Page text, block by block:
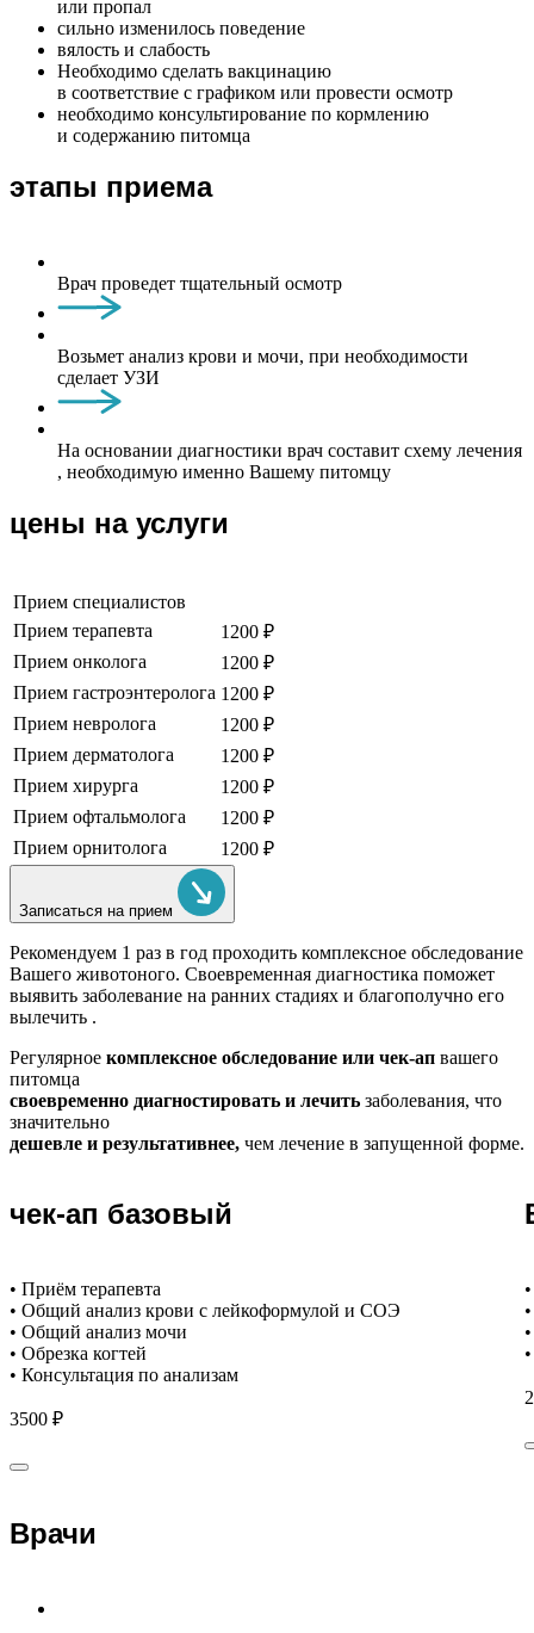
или пропал
сильно изменилось поведение
вялость и слабость
Необходимо сделать вакцинацию
в соответствие с графиком или провести осмотр
необходимо консультирование по кормлению
и содержанию питомца
этапы приема
Врач проведет тщательный осмотр
Возьмет анализ крови и мочи, при необходимости
сделает УЗИ
На основании диагностики врач составит схему лечения
, необходимую именно Вашему питомцу
цены на услуги
Прием специалистов
Прием терапевта
1200 ₽
Прием онколога
1200 ₽
Прием гастроэнтеролога 1200 ₽
Прием невролога
1200 ₽
Прием дерматолога
1200 ₽
Прием хирурга
1200 ₽
Прием офтальмолога
1200 ₽
Прием орнитолога
1200 ₽
Записаться на прием
Рекомендуем 1 раз в год проходить комплексное обследование
Вашего животоного. Своевременная диагностика поможет
выявить заболевание на ранних стадиях и благополучно его
вылечить .
Регулярное комплексное обследование или чек-ап вашего
питомца
своевременно диагностировать и лечить заболевания, что
значительно
дешевле и результативнее, чем лечение в запущенной форме.
чек-ап базовый
• Приём терапевта
• Общий анализ крови с лейкоформулой и СОЭ
• Общий анализ мочи
• Обрезка когтей
• Консультация по анализам
3500 ₽
Врачи